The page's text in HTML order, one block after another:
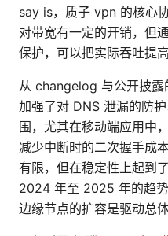
say is，质子 vpn 的核心
对带宽有一定的开销，但
保护，可以把实际吞吐提高
从 changelog 与公开披
加强了对 DNS 泄漏的防
围，尤其在移动端应用中
减少中断时的二次握手成
有限，但在稳定性上起到
2024 年至 2025 年的趋
边缘节点的扩容是驱动总